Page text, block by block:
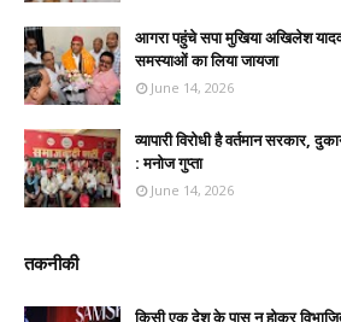
आगरा पहुंचे सपा मुखिया अखिलेश यादव
समस्याओं का लिया जायजा
June 14, 2026
व्यापारी विरोधी है वर्तमान सरकार,
: मनोज गुप्ता
June 14, 2026
तकनीकी
किसी एक देश के पास न होकर